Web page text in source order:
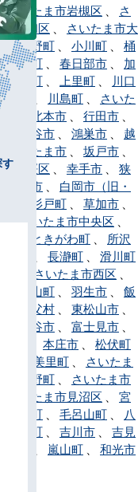
さいたま市岩槻区
さ
浦和区
さいたま市大
小鹿野町 小川町
桶
越生町 春日部市
加
神川町 上里町
川口
越市 川島町
さいた
北本市 行田市
熊谷市 鴻巣市
越
さいたま市 坂戸市
市桜区
幸手市
狭
志木市
白岡市（旧・
杉戸町 草加市
、さいたま市中央区
ときがわ町
所沢
長瀞町
滑川町
さいたま市西区
鳩山町 羽生市
飯
東秩父村 東松山市
深谷市 富士見市
本庄市
松伏町
美里町
さいたま
皆野町
さいたま市
さいたま市見沼区
宮
三芳町 毛呂山町
八
横瀬町 吉川市
吉見
嵐山町
和光市